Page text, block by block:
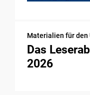
Materialien für den
Das
2026